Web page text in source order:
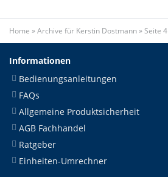
Home »Archive für Kerstin Dostmann»Seite 4
Informationen
Bedienungsanleitungen
FAQs
Allgemeine Produktsicherheit
AGB Fachhandel
Ratgeber
Einheiten-Umrechner